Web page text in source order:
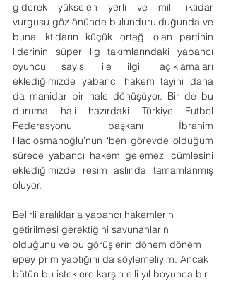
giderek yükselen yerli ve milli iktidar
vurgusu göz önünde bulundurulduğunda ve
buna iktidarın küçük ortağı olan partinin
liderinin süper lig takımlarındaki yabancı
oyuncu sayısı ile ilgili açıklamaları
eklediğimizde yabancı hakem tayini daha
da manidar bir hale dönüşüyor. Bir de bu
duruma hali hazırdaki Türkiye Futbol
Federasyonu başkanı İbrahim
Hacıosmanoğlu’nun ‘ben görevde olduğum
sürece yabancı hakem gelemez’ cümlesini
eklediğimizde resim aslında tamamlanmış
oluyor.
Belirli aralıklarla yabancı hakemlerin
getirilmesi gerektiğini savunanların
olduğunu ve bu görüşlerin dönem dönem
epey prim yaptığını da söylemeliyim. Ancak
bütün bu isteklere karşın elli yıl boyunca bir